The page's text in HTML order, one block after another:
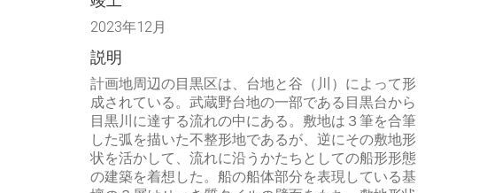
2023年12月
説明
計画地周辺の目黒区は、台地と谷（川）によって形
成されている。武蔵野台地の一部である目黒台から
目黒川に達する流れの中にある。敷地は３筆を合筆
した弧を描いた不整形地であるが、逆にその敷地形
状を活かして、流れに沿うかたちとしての船形形態
の建築を着想した。船の船体部分を表現している基